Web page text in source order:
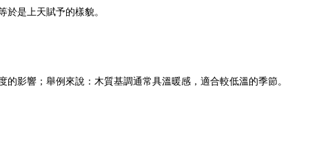
是上天賦予的樣貌。
影響；舉例來說：木質基調通常具溫暖感，適合較低溫的季節。